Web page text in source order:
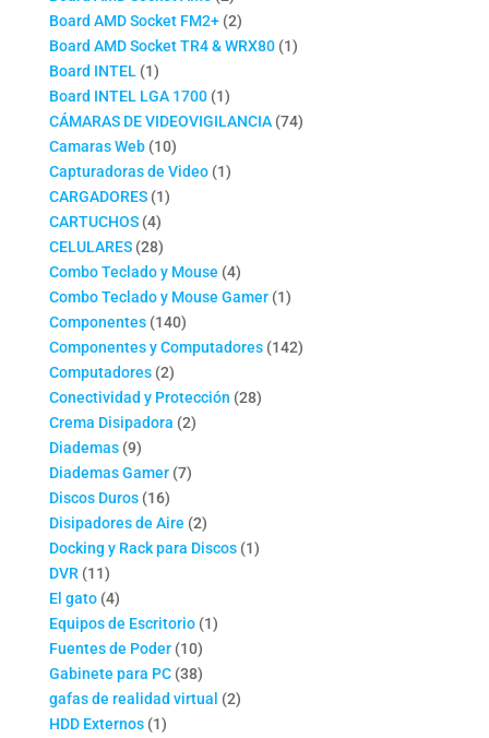
productos
Board AMD Socket FM2+ 22
productos
Board AMD Socket TR4 & WRX80 11
Board INTEL 11
producto
Board INTEL LGA 1700 11
producto
CÁMARAS DE VIDEOVIGILANCIA 7474
Camaras Web 1010
productos
Capturadoras de Video 11
CARGADORES 11
CARTUCHOS 44
productos
CELULARES 2828
productos
Combo Teclado y Mouse 44
productos
Combo Teclado y Mouse Gamer 11
Componentes 140140
productos
Componentes y Computadores 142142
Computadores 22
productos
Conectividad y Protección 2828
Crema Disipadora 22
Diademas 99
productos
Diademas Gamer 77
Discos Duros 1616
productos
Disipadores de Aire 22
productos
Docking y Rack para Discos 11
DVR 1111
productos
El gato 44
productos
Equipos de Escritorio 11
Fuentes de Poder 1010
productos
Gabinete para PC 3838
productos
gafas de realidad virtual 22
HDD Externos 11